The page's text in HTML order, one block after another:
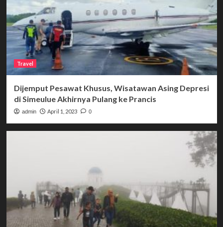
Travel
Dijemput Pesawat Khusus, Wisatawan Asing Depresi
di Simeulue Akhirnya Pulang ke Prancis
admin April 1, 2023 0